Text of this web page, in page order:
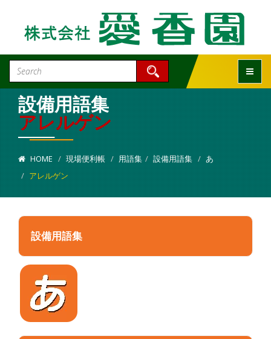
設備用語集
アレルゲン
HOME 現場便利帳 用語集 設備用語集
あ
アレルゲン
設備用語集